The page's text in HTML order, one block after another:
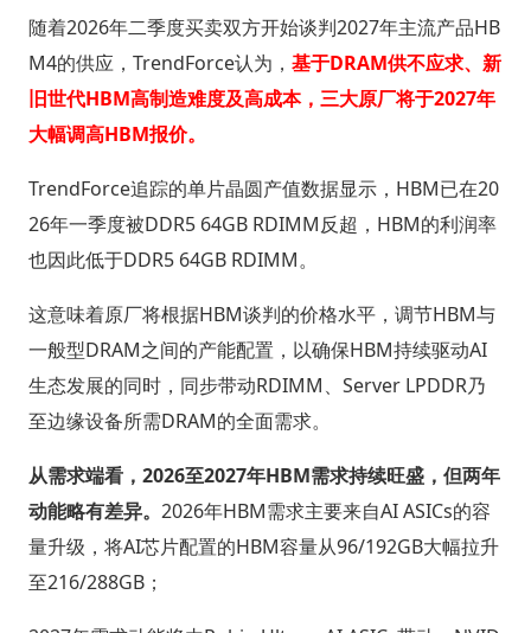
随着2026年二季度买卖双方开始谈判2027年主流产品HB
M4的供应，TrendForce认为， 基于DRAM供不应求、新
旧世代HBM高制造难度及高成本，三大原厂将于2027年
大幅调高HBM报价。
TrendForce追踪的单片晶圆产值数据显示，HBM已在20
26年一季度被DDR5 64GB RDIMM反超，HBM的利润率
也因此低于DDR5 64GB RDIMM。
这意味着原厂将根据HBM谈判的价格水平，调节HBM与
一般型DRAM之间的产能配置，以确保HBM持续驱动AI
生态发展的同时，同步带动RDIMM、Server LPDDR乃
至边缘设备所需DRAM的全面需求。
从需求端看，2026至2027年HBM需求持续旺盛，但两年
动能略有差异。 2026年HBM需求主要来自AI ASICs的容
量升级，将AI芯片配置的HBM容量从96/192GB大幅拉升
至216/288GB；